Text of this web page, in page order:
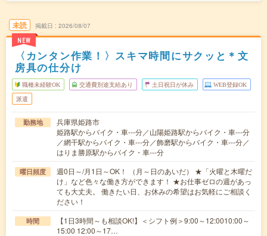
未読
NEW
掲載日 2026/08/07
〈カンタン作業！〉スキマ時間にサクッと＊文
房具の仕分け
職種未経験OK 交通費別途支給あり 土日祝日が休み WEB登録OK
派遣
勤務地
兵庫県姫路市
姫路駅からバイク・車---分／山陽姫路駅からバイク・車---分
／網干駅からバイク・車---分／飾磨駅からバイク・車---分／
はりま勝原駅からバイク・車---分
曜日頻度
週0日～/月1日～OK！ （月～日のあいだ） ★「火曜と木曜だ
け」など色々な働き方ができます！ ★お仕事ゼロの週があっ
ても大丈夫。 働きたい日、お休みの希望はお気軽にご相談く
ださい！
時間
【1日3時間～も相談OK!】＜シフト例＞9:00～12:0010:00～
15:00 12:00～17…